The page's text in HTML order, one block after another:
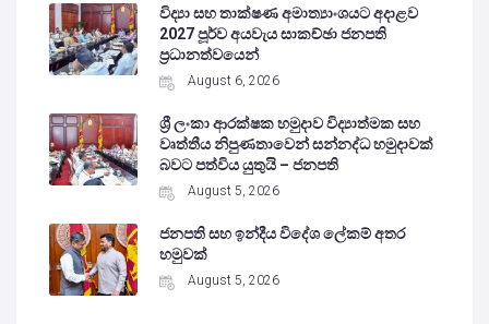
විද්‍යා සහ තාක්ෂණ අමාත්‍යාංශයට අදාළව
2027 පූර්ව අයවැය සාකච්ඡා ජනපති
ප්‍රධානත්වයෙන්
August 6, 2026
ශ්‍රී ලංකා ආරක්ෂක හමුදාව විද්‍යාත්මක සහ
වෘත්තීය නිපුණතාවෙන් සන්නද්ධ හමුදාවක්
බවට පත්විය යුතුයි – ජනපති
August 5, 2026
ජනපති සහ ඉන්දීය විදේශ ලේකම් අතර
හමුවක්
August 5, 2026